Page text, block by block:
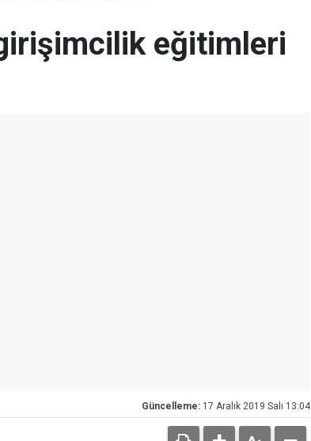
eğitimleri
Güncelleme: 17 Aralık 2019 Salı 13:04